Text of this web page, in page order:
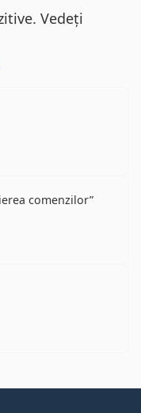
Vedeți
comenzilor